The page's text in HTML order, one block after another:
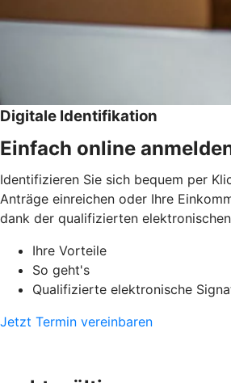
Digitale Identifikation
Einfach online
Identifizieren Sie sich bequem per
Anträge einreichen oder Ihre
dank der qualifizierten
Ihre Vorteile
So geht's
Qualifizierte elektronische
Jetzt Termin vereinbaren